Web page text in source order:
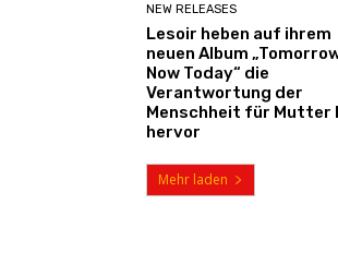
NEW RELEASES
Lesoir heben auf ihrem
neuen Album
Now Today“ die
Verantwortung der
Menschheit für Mutter
hervor
Mehr laden